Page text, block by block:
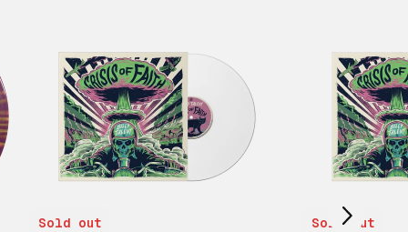
Sold out Sold out
Scroll right